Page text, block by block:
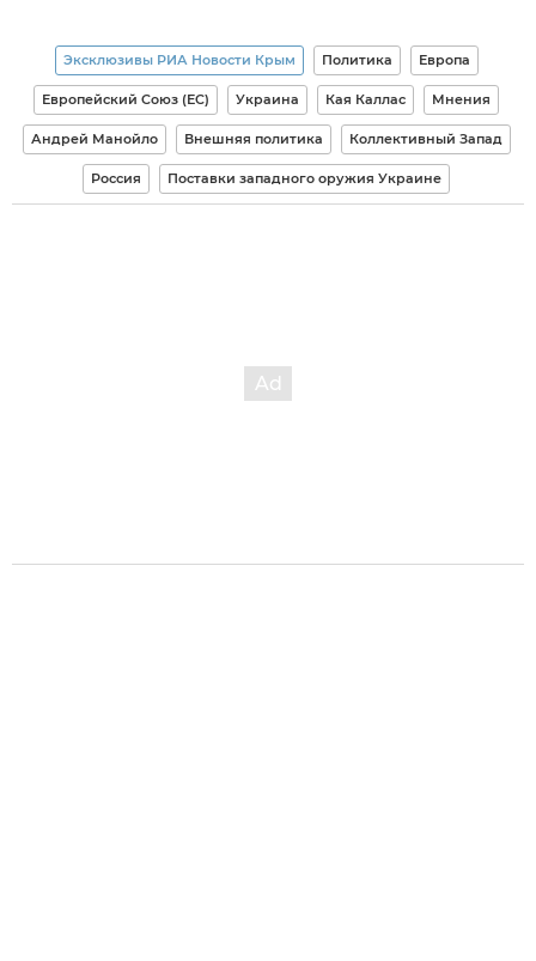
Эксклюзивы РИА Новости Крым Политика Европа
Европейский Союз (ЕС) Украина Кая Каллас Мнения
Андрей Манойло Внешняя политика Коллективный Запад
Россия Поставки западного оружия Украине